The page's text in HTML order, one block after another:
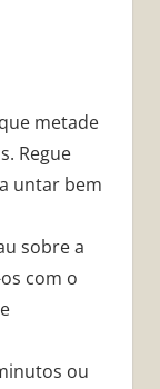
metade
Regue
untar bem
sobre a
com o
ou